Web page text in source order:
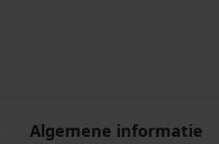
Algemene informatie